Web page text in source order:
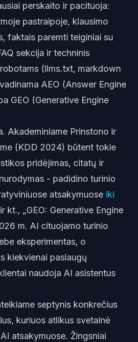
perskaito ir pacituoja:
pastraipoje, klausimo
faktais paremti teiginiai su
sekcija ir techninis
(llms.txt, markdown
AEO (Answer Engine
GEO (Generative Engine
Akademiniame Prinstono ir
(KDD 2024) būtent tokie
pridėjimas, citatų ir
- padidino turinio
atsakymuose iki
kt., „GEO: Generative Engine
m. AI cituojamo turinio
eksperimentas, o
kiekvienai paslaugų
naudoja AI asistentus
septynis konkrečius
kuriuos atlikus svetainė
atsakymuose. Žingsniai